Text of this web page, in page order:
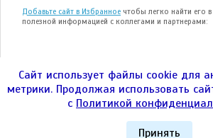
Добавьте сайт в Избранное чтобы легко найти его
полезной информацией с коллегами и партнерами:
ООО "ЭНЕРГОТЕСТ" © 2004—2026гг.
город Москва, Улица 1905 года, дом
Политика конфиденциальности
|
Сайт использует файлы cookie для
метрики. Продолжая использовать
с Политикой
Принять